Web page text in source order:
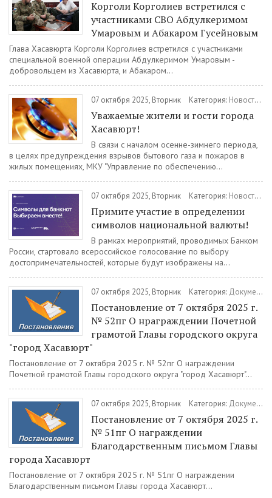
Корголи Корголиев встретился с
участниками СВО Абдулкеримом
Умаровым и Абакаром Гусейновым
Глава Хасавюрта Корголи Корголиев встретился с участниками
специальной военной операции Абдулкеримом Умаровым -
добровольцем из Хасавюрта, и Абакаром...
07 октября 2025, Вторник Категория: Новости /
Уважаемые жители и гости города
Хасавюрт!
В связи с началом осенне-зимнего периода,
в целях предупреждения взрывов бытового газа и пожаров в
жилых помещениях, МКУ "Управление по обеспечению...
07 октября 2025, Вторник Категория: Новости /
Примите участие в определении
символов национальной валюты!
В рамках мероприятий, проводимых Банком
России, стартовало всероссийское голосование по выбору
достопримечательностей, которые будут изображены на...
07 октября 2025, Вторник Категория: Документы
Постановление от 7 октября 2025 г.
№ 52пг О нраграждении Почетной
грамотой Главы городского округа
"город Хасавюрт"
Постановление от 7 октября 2025 г. № 52пг О награждении
Почетной грамотой Главы городского округа "город Хасавюрт"...
07 октября 2025, Вторник Категория: Документы
Постановление от 7 октября 2025 г.
№ 51пг О награждении
Благодарственным письмом Главы
города Хасавюрт
Постановление от 7 октября 2025 г. № 51пг О награждении
Благодарственным письмом Главы города Хасавюрт...